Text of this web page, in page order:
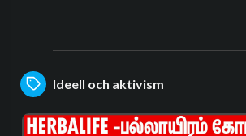
Ideell och aktivism